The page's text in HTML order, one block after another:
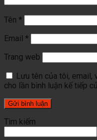
Tên *
Email *
Trang web
Lưu tên của tôi, email,
cho lần bình luận kế tiếp
Tìm kiếm